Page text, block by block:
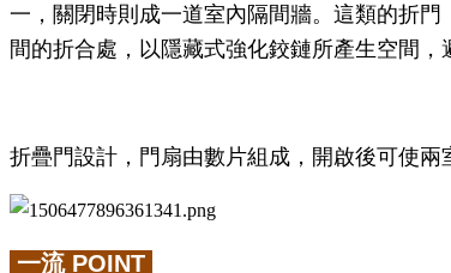
一，關閉時則成一道室內隔間牆。這類的折
間的折合處，以隱藏式強化鉸鏈所產生空間，
折疊門設計，門扇由數片組成，開啟後可使兩
一流 POINT